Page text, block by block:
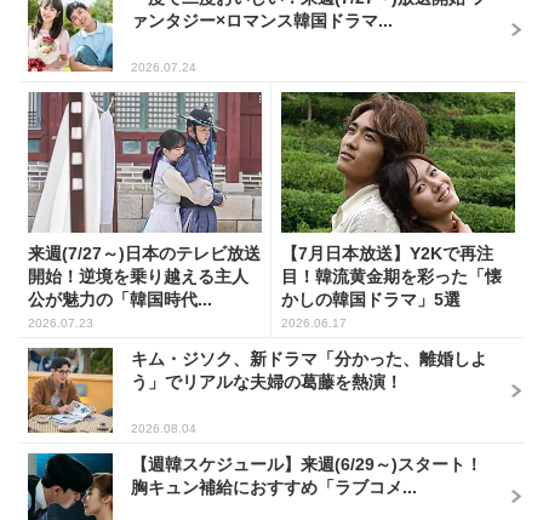
ァンタジー×ロマンス韓国ドラマ...
2026.07.24
来週(7/27～)日本のテレビ放送
開始！逆境を乗り越える主人
公が魅力の「韓国時代...
2026.07.23
【7月日本放送】Y2Kで再注
目！韓流黄金期を彩った「懐
かしの韓国ドラマ」5選
2026.06.17
キム・ジソク、新ドラマ「分かった、離婚しよ
う」でリアルな夫婦の葛藤を熱演！
2026.08.04
【週韓スケジュール】来週(6/29～)スタート！
胸キュン補給におすすめ「ラブコメ...